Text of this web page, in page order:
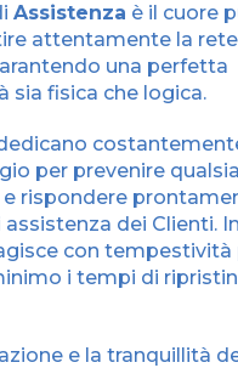
Assistenza è il cuore
attentamente la
una perfetta
sia fisica che logica.
per prevenire
e rispondere
dei Clienti.
con tempestività
i tempi di
e la tranquillità